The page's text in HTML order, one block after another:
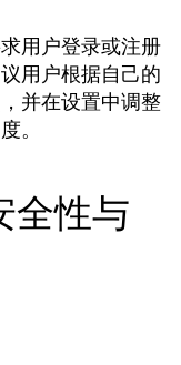
用户登录或注册
用户根据自己的
并在设置中调整
。
性与